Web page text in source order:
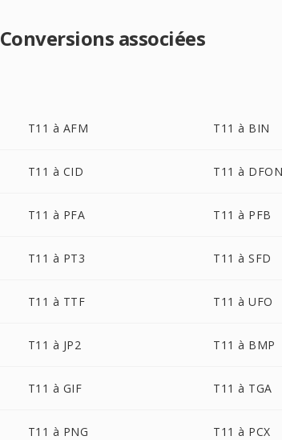
Conversions associées
T11 à AFM T11 à BIN
T11 à CID T11 à
T11 à PFA T11 à PFB
T11 à PT3 T11 à SFD
T11 à TTF T11 à UFO
T11 à JP2 T11 à BMP
T11 à GIF T11 à TGA
T11 à PNG T11 à PCX